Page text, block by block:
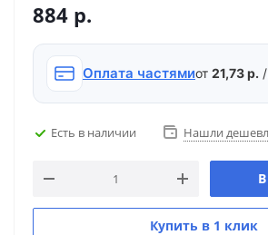
884 р.
Оплата частямиот 21,73 р.
Есть в наличии Нашли
Купить в 1 клик